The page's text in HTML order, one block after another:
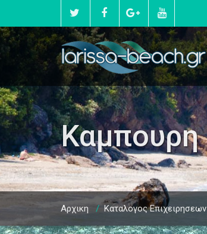
Καμπουρη
Αρχικη / Καταλογος Επιχειρησεων